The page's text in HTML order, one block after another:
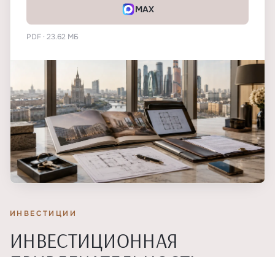
MAX
PDF · 23.62 МБ
ИНВЕСТИЦИИ
ИНВЕСТИЦИОННАЯ